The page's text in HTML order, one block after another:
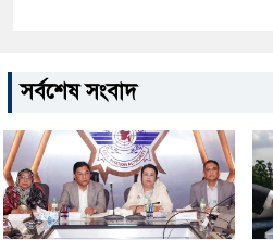
সর্বশেষ সংবাদ